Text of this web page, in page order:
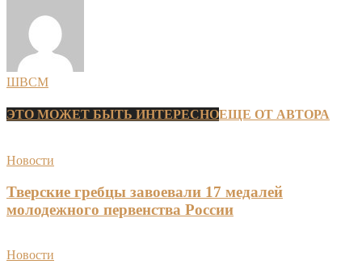
ШВСМ
ЭТО МОЖЕТ БЫТЬ ИНТЕРЕСНОЕЩЕ ОТ АВТОРА
Новости
Тверские гребцы завоевали 17 медалей
молодежного первенства России
Новости